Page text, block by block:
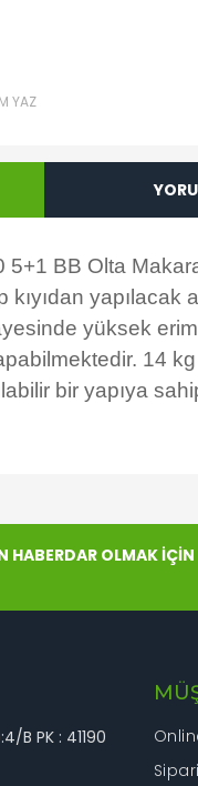
YAZ
BB Olta
yapılacak
yüksek
14
bir yapıya
görüntülenemiyor.
olmalı.
HABERDAR OLMAK
B PK : 41190